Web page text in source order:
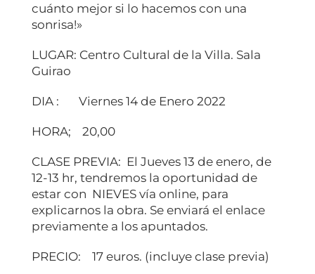
cuánto mejor si lo hacemos con una
sonrisa!»
LUGAR: Centro Cultural de la Villa. Sala
Guirao
DIA : Viernes 14 de Enero 2022
HORA; 20,00
CLASE PREVIA: El Jueves 13 de enero, de
12-13 hr, tendremos la oportunidad de
estar con NIEVES vía online, para
explicarnos la obra. Se enviará el enlace
previamente a los apuntados.
PRECIO: 17 euros. (incluye clase previa)